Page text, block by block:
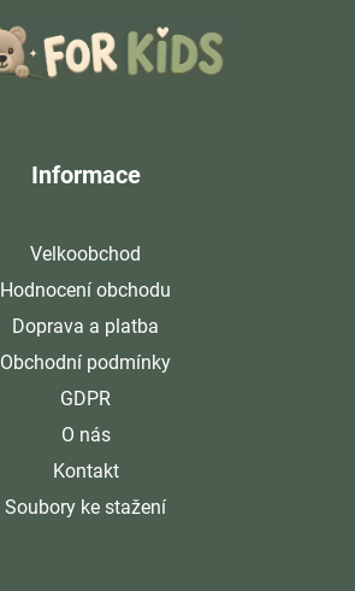
Informace
Velkoobchod
Hodnocení obchodu
Doprava a platba
Obchodní podmínky
GDPR
O nás
Kontakt
Soubory ke stažení